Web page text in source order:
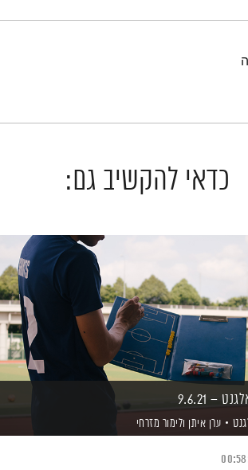
כדאי להקשיב גם:
– 9.6.21
ערן איתן ולימור מזרחי